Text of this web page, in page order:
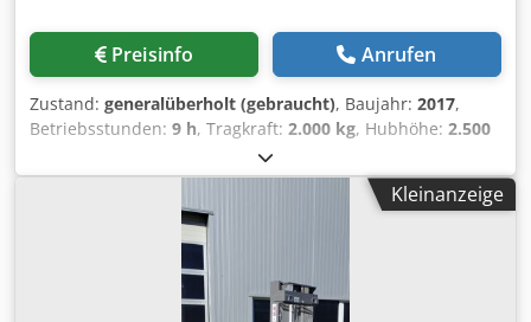
Preisinfo Anrufen
Zustand: generalüberholt (gebraucht), Baujahr: 2017,
Betriebsstunden: 9 h, Tragkraft: 2.000 kg, Hubhöhe: 2.500
elektrisch, Masttyp:
1.300 mm, FRIEDMANN FORKLIFTS – VON EXPERTEN
ÜBERHOLT. FÜR PROFIS IM EINSATZ Unsere Stapler werden
nach FEM-4.004 und aktuellen Sicherheitsstandards
technisch neu aufbereitet – für maximale Qualität und ihre
Sicherheit. Vom Rahmen bis zur Batterie, über Antrieb,
Bremsen, Lenkung und Elektrik – jedes Fahrzeug wird
Kleinanzeige